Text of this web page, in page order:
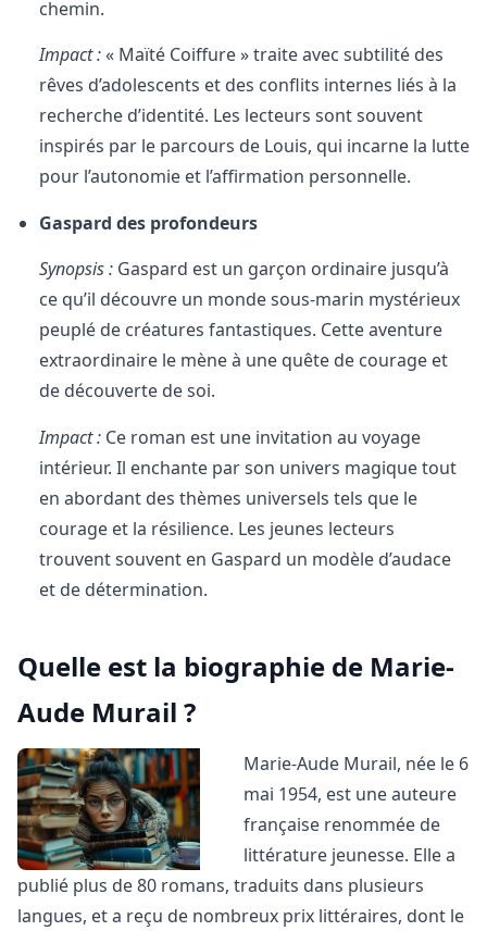
chemin.
Impact :« Maïté Coiffure » traite avec subtilité des
rêves d’adolescents et des conflits internes liés à la
recherche d’identité. Les lecteurs sont souvent
inspirés par le parcours de Louis, qui incarne la lutte
pour l’autonomie et l’affirmation personnelle.
Gaspard des profondeurs
Synopsis : Gaspard est un garçon ordinaire jusqu’à
ce qu’il découvre un monde sous-marin mystérieux
peuplé de créatures fantastiques. Cette aventure
extraordinaire le mène à une quête de courage et
de découverte de soi.
Impact : Ce roman est une invitation au voyage
intérieur. Il enchante par son univers magique tout
en abordant des thèmes universels tels que le
courage et la résilience. Les jeunes lecteurs
trouvent souvent en Gaspard un modèle d’audace
et de détermination.
Quelle est la biographie de Marie-
Aude Murail ?
Marie-Aude Murail, née le 6
mai 1954, est une auteure
française renommée de
littérature jeunesse. Elle a
publié plus de 80 romans, traduits dans plusieurs
langues, et a reçu de nombreux prix littéraires, dont le